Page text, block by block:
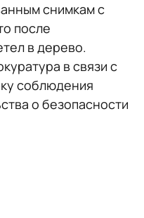
снимкам с
после
в дерево.
в связи с
соблюдения
о безопасности